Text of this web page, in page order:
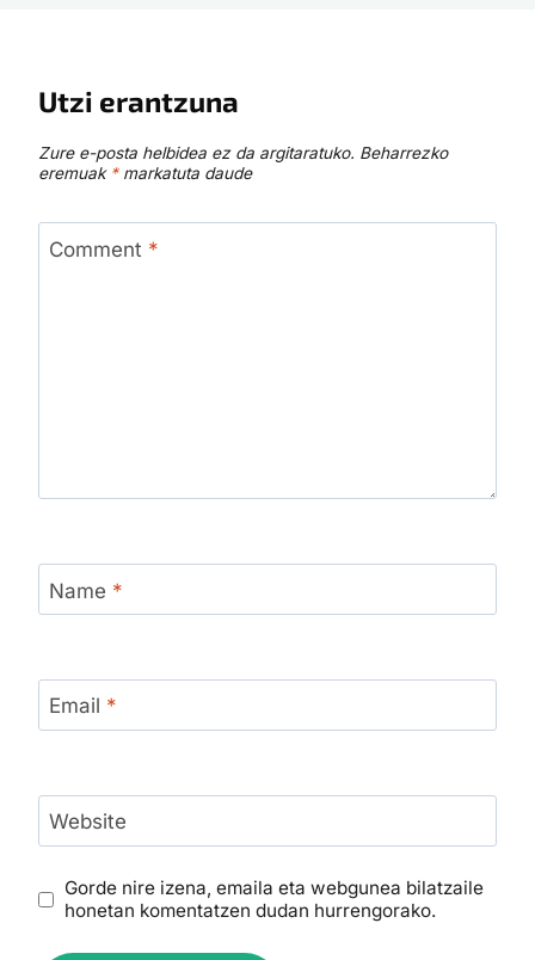
Utzi erantzuna
Zure e-posta helbidea ez da argitaratuko. Beharrezko
eremuak *markatuta daude
Comment *
Name *
Email *
Website
Gorde nire izena, emaila eta webgunea bilatzaile
honetan komentatzen dudan hurrengorako.